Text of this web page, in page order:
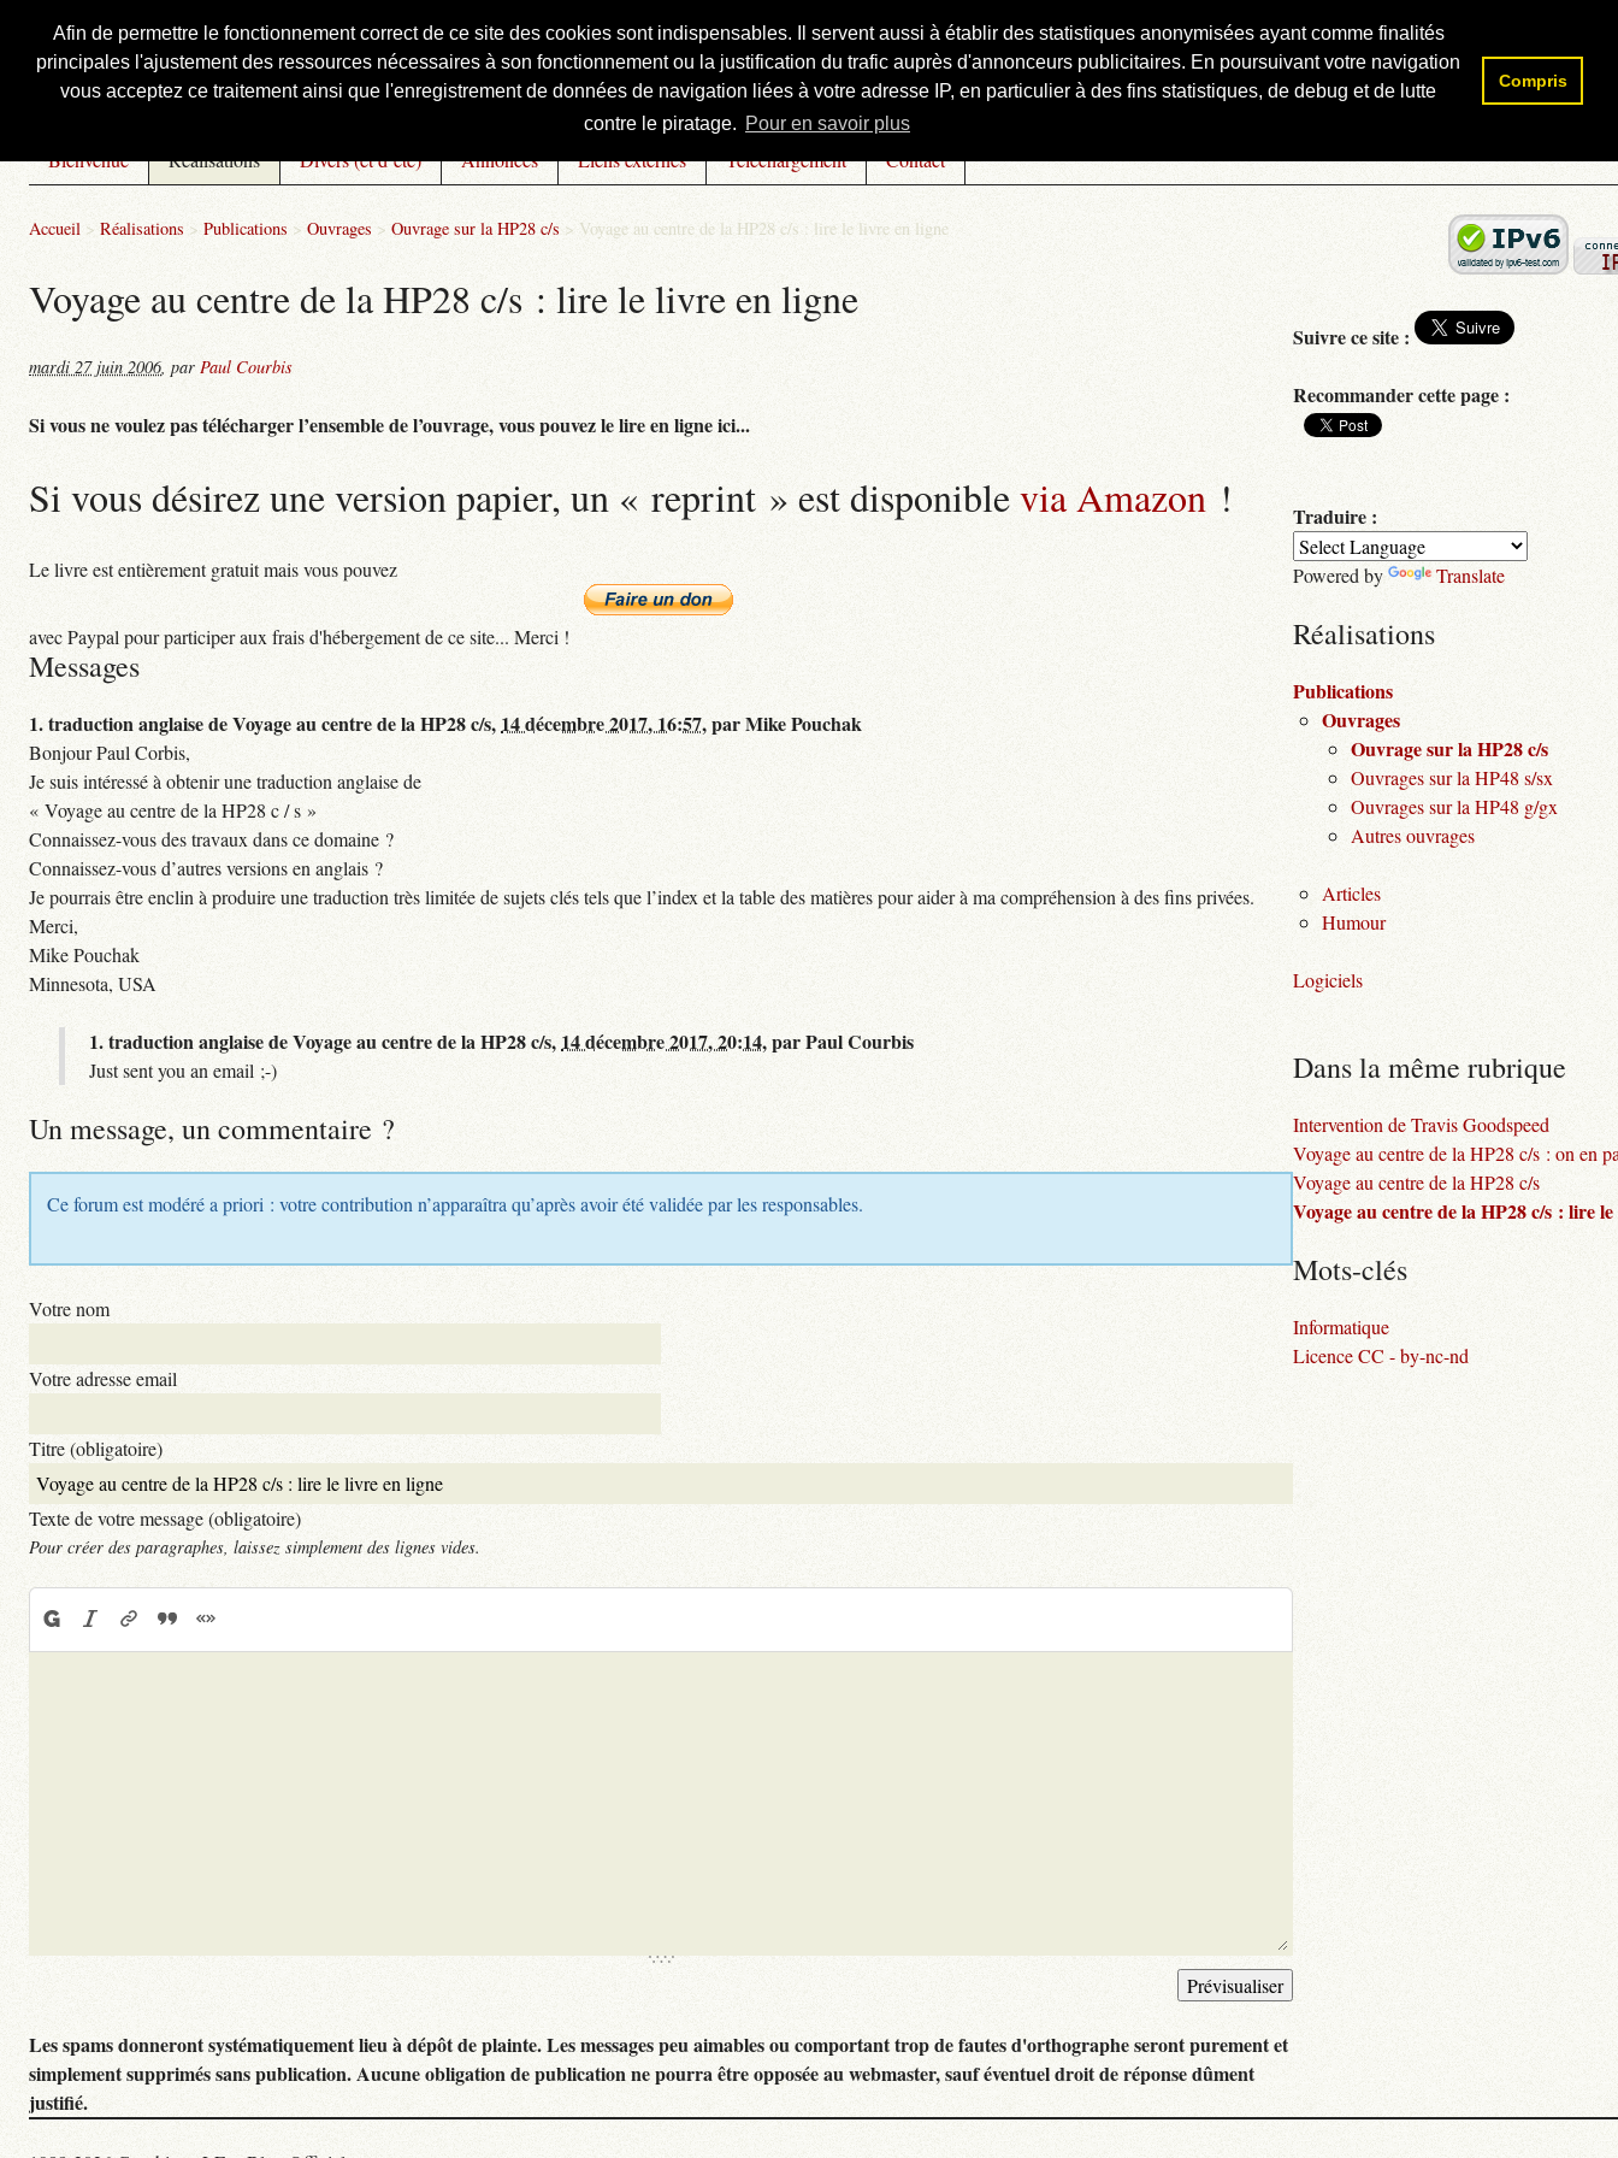
Afin de permettre le fonctionnement correct de ce site des cookies sont indispensables. Il servent aussi à établir des statistiques anonymisées ayant comme finalités
principales l'ajustement des ressources nécessaires à son fonctionnement ou la justification du trafic auprès d'annonceurs publicitaires. En poursuivant votre navigation
vous acceptez ce traitement ainsi que l'enregistrement de données de navigation liées à votre adresse IP, en particulier à des fins statistiques, de debug et de lutte
contre le piratage. Pour en savoir plus
Compris
Courbis, « LE » Blog Officiel
Bienvenue Réalisations Divers (et d’été) Annonces Liens externes Téléchargement Contact
Accueil > Réalisations > Publications > Ouvrages > Ouvrage sur la HP28 c/s > Voyage au centre de la HP28 c/s : lire le livre en ligne
Voyage au centre de la HP28 c/s : lire le livre en ligne
mardi 27 juin 2006, par Paul Courbis
Si vous ne voulez pas télécharger l’ensemble de l’ouvrage, vous pouvez le lire en ligne ici...
Si vous désirez une version papier, un « reprint » est disponiblevia Amazon !
Le livre est entièrement gratuit mais vous pouvez
avec Paypal pour participer aux frais d'hébergement de ce site... Merci !
Messages
1.traduction anglaise de Voyage au centre de la HP28 c/s, 14 décembre 2017, 16:57,parMike Pouchak
Bonjour Paul Corbis,
Je suis intéressé à obtenir une traduction anglaise de
« Voyage au centre de la HP28 c / s »
Connaissez-vous des travaux dans ce domaine ?
Connaissez-vous d’autres versions en anglais ?
Je pourrais être enclin à produire une traduction très limitée de sujets clés tels que l’index et la table des matières pour aider à ma compréhension à des fins privées.
Merci,
Mike Pouchak
Minnesota, USA
1.traduction anglaise de Voyage au centre de la HP28 c/s, 14 décembre 2017, 20:14,parPaul Courbis
Just sent you an email ;-)
Un message, un commentaire ?
Ce forum est modéré a priori : votre contribution n’apparaîtra qu’après avoir été validée par les responsables.
Votre nom
Votre adresse email
Titre (obligatoire)
Texte de votre message (obligatoire)
Pour créer des paragraphes, laissez simplement des lignes vides.
Les spams donneront systématiquement lieu à dépôt de plainte. Les messages peu aimables ou comportant trop de fautes d'orthographe seront purement et
simplement supprimés sans publication. Aucune obligation de publication ne pourra être opposée au webmaster, sauf éventuel droit de réponse dûment
justifié.
Rechercher :
Suivre ce site :
Recommander cette page :
Traduire :
Powered by Translate
Réalisations
Publications
Ouvrages
Ouvrage sur la HP28 c/s
Ouvrages sur la HP48 s/sx
Ouvrages sur la HP48 g/gx
Autres ouvrages
Articles
Humour
Logiciels
Dans la même rubrique
Intervention de Travis Goodspeed
Voyage au centre de la HP28 c/s : on en
Voyage au centre de la HP28 c/s
Voyage au centre de la HP28 c/s : lire
Mots-clés
Informatique
Licence CC - by-nc-nd